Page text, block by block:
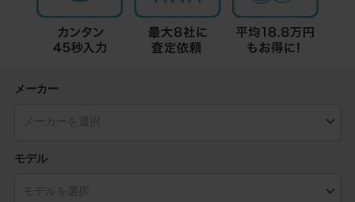
メーカー
モデル